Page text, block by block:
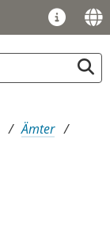
Ämter